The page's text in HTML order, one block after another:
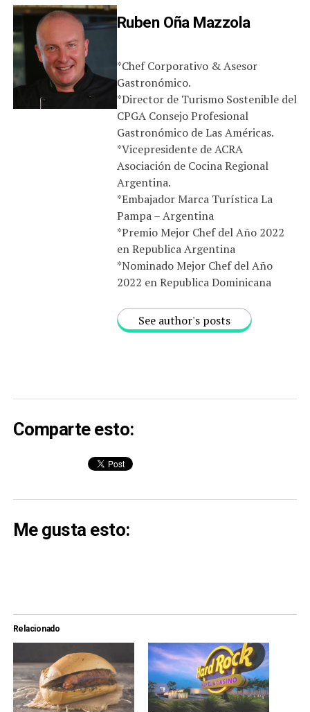
Ruben Oña Mazzola
*Chef Corporativo & Asesor
Gastronómico.
*Director de Turismo Sostenible del
CPGA Consejo Profesional
Gastronómico de Las Américas.
*Vicepresidente de ACRA
Asociación de Cocina Regional
Argentina.
*Embajador Marca Turística La
Pampa – Argentina
*Premio Mejor Chef del Año 2022
en Republica Argentina
*Nominado Mejor Chef del Año
2022 en Republica Dominicana
See author's posts
Comparte esto:
Me gusta esto:
Relacionado